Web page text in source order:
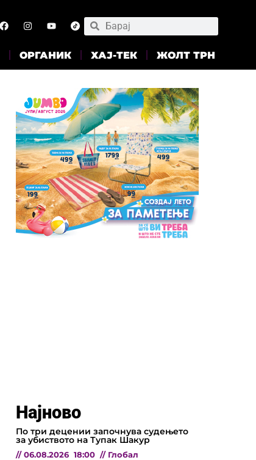
ОРГАНИК ХАЈ-ТЕК ЖОЛТ ТРН
Најново
По три децении започнува судењето
за убиството на Тупак Шакур
// 06.08.2026 18:00 // Глобал